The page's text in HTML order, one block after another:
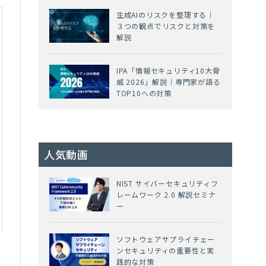
生成AIのリスクを整理する｜
３つの観点でリスクと対策を
解説
IPA「情報セキュリティ10大脅
威 2026」解説｜専門家が語る
TOP10への対策
人気動画
NIST サイバーセキュリティフ
レームワーク 2.0 解説セミナ
ー
ソフトウェアサプライチェー
ンセキュリティの重要性と実
践的な対策